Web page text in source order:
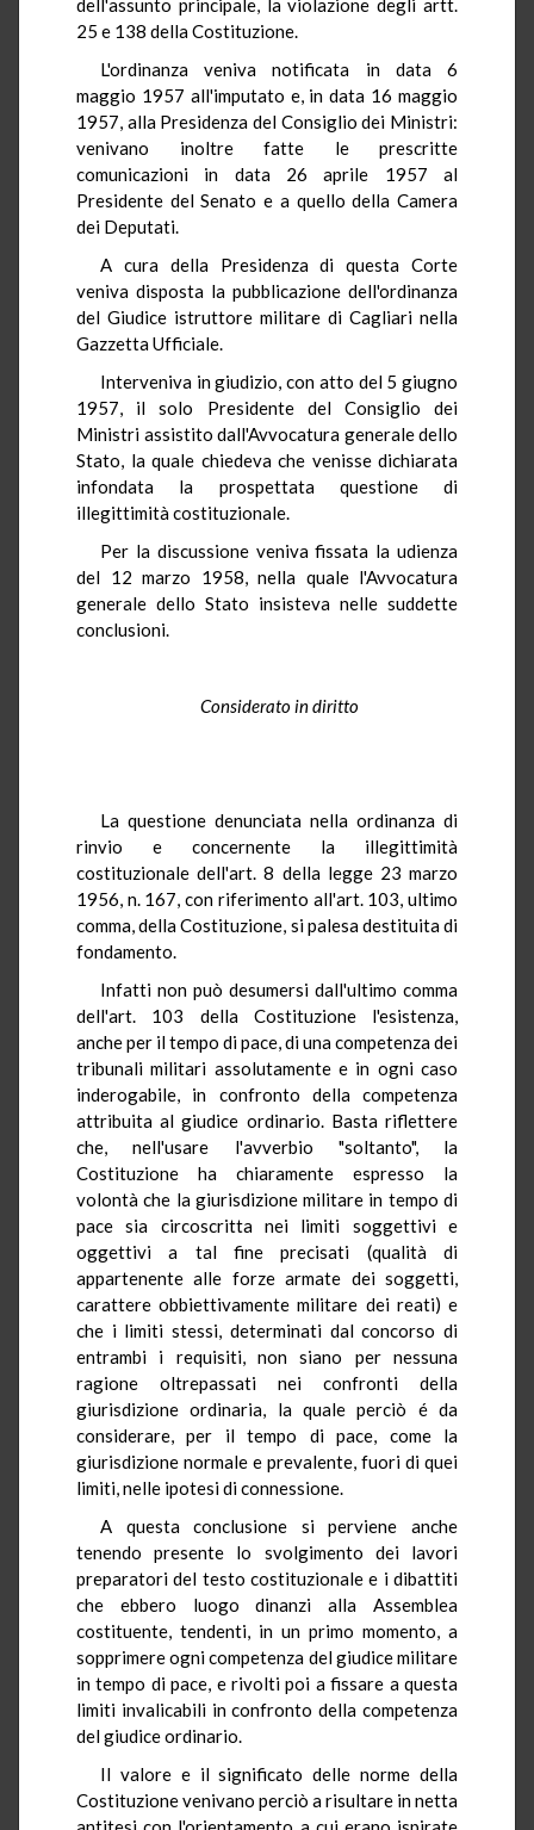
dell'assunto principale, la violazione degli artt.
25 e 138 della Costituzione.
L'ordinanza veniva notificata in data 6
maggio 1957 all'imputato e, in data 16 maggio
1957, alla Presidenza del Consiglio dei Ministri:
venivano inoltre fatte le prescritte
comunicazioni in data 26 aprile 1957 al
Presidente del Senato e a quello della Camera
dei Deputati.
A cura della Presidenza di questa Corte
veniva disposta la pubblicazione dell'ordinanza
del Giudice istruttore militare di Cagliari nella
Gazzetta Ufficiale.
Interveniva in giudizio, con atto del 5 giugno
1957, il solo Presidente del Consiglio dei
Ministri assistito dall'Avvocatura generale dello
Stato, la quale chiedeva che venisse dichiarata
infondata la prospettata questione di
illegittimità costituzionale.
Per la discussione veniva fissata la udienza
del 12 marzo 1958, nella quale l'Avvocatura
generale dello Stato insisteva nelle suddette
conclusioni.
Considerato in diritto
La questione denunciata nella ordinanza di
rinvio e concernente la illegittimità
costituzionale dell'art. 8 della legge 23 marzo
1956, n. 167, con riferimento all'art. 103, ultimo
comma, della Costituzione, si palesa destituita di
fondamento.
Infatti non può desumersi dall'ultimo comma
dell'art. 103 della Costituzione l'esistenza,
anche per il tempo di pace, di una competenza dei
tribunali militari assolutamente e in ogni caso
inderogabile, in confronto della competenza
attribuita al giudice ordinario. Basta riflettere
che, nell'usare l'avverbio "soltanto", la
Costituzione ha chiaramente espresso la
volontà che la giurisdizione militare in tempo di
pace sia circoscritta nei limiti soggettivi e
oggettivi a tal fine precisati (qualità di
appartenente alle forze armate dei soggetti,
carattere obbiettivamente militare dei reati) e
che i limiti stessi, determinati dal concorso di
entrambi i requisiti, non siano per nessuna
ragione oltrepassati nei confronti della
giurisdizione ordinaria, la quale perciò é da
considerare, per il tempo di pace, come la
giurisdizione normale e prevalente, fuori di quei
limiti, nelle ipotesi di connessione.
A questa conclusione si perviene anche
tenendo presente lo svolgimento dei lavori
preparatori del testo costituzionale e i dibattiti
che ebbero luogo dinanzi alla Assemblea
costituente, tendenti, in un primo momento, a
sopprimere ogni competenza del giudice militare
in tempo di pace, e rivolti poi a fissare a questa
limiti invalicabili in confronto della competenza
del giudice ordinario.
Il valore e il significato delle norme della
Costituzione venivano perciò a risultare in netta